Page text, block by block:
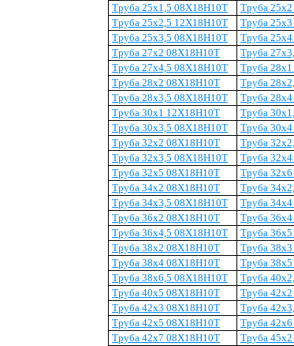
Труба 25х1,5 08Х18Н10Т
Труба
Труба 25х2,5 12Х18Н10Т
Труба
Труба 25х3,5 08Х18Н10Т
Труба
Труба 27х2 08Х18Н10Т
Труба
Труба 27х4,5 08Х18Н10Т
Труба
Труба 28х2 08Х18Н10Т
Труба
Труба 28х3,5 08Х18Н10Т
Труба
Труба 30х1 12Х18Н10Т
Труба
Труба 30х3,5 08Х18Н10Т
Труба
Труба 32х2 08Х18Н10Т
Труба
Труба 32х3,5 08Х18Н10Т
Труба
Труба 32х5 08Х18Н10Т
Труба
Труба 34х2 08Х18Н10Т
Труба
Труба 34х3,5 08Х18Н10Т
Труба
Труба 36х2 08Х18Н10Т
Труба
Труба 36х4,5 08Х18Н10Т Труба
Труба 38х2 08Х18Н10Т
Труба
Труба 38х4 08Х18Н10Т
Труба
Труба 38х6,5 08Х18Н10Т
Труба
Труба 40х5 08Х18Н10Т
Труба
Труба 42х3 08Х18Н10Т
Труба
Труба 42х5 08Х18Н10Т
Труба
Труба 42х7 08Х18Н10Т
Труба